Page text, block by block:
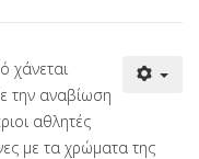
χάνεται
την αναβίωση
αθλητές
με τα χρώματα της